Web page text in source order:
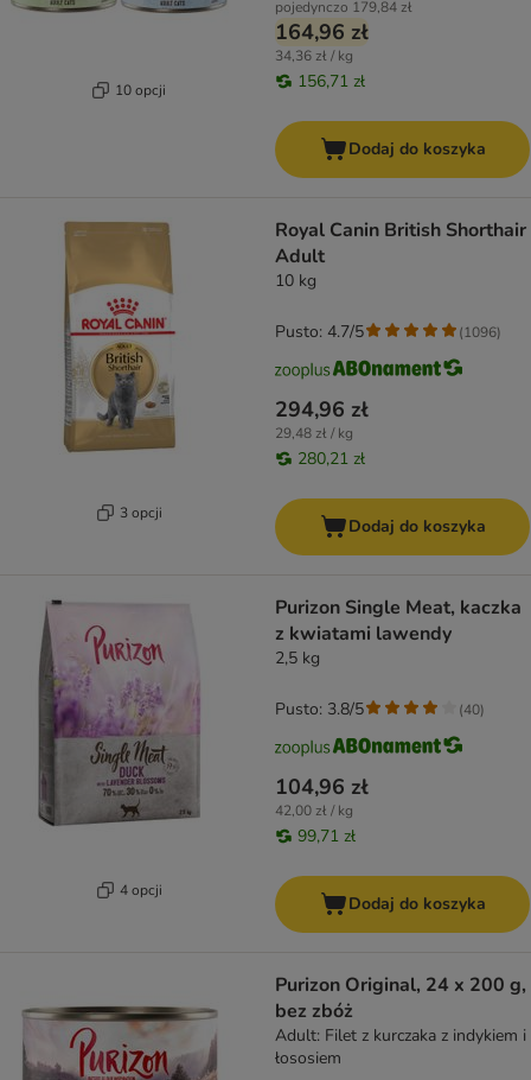
10 opcji
pojedynczo 179,84 zł
164,96 zł
34,36 zł / kg
156,71 zł
Dodaj do koszyka
3 opcji
Royal Canin British Shorthair
Adult
10 kg
294,96 zł
29,48 zł / kg
280,21 zł
Pusto: 4.7/5 (1096)
Dodaj do koszyka
4 opcji
Purizon Single Meat, kaczka
z kwiatami lawendy
2,5 kg
104,96 zł
42,00 zł / kg
99,71 zł
Pusto: 3.8/5 (40)
Dodaj do koszyka
Purizon Original, 24 x 200 g,
bez zbóż
Adult: Filet z kurczaka z indykiem i
łososiem